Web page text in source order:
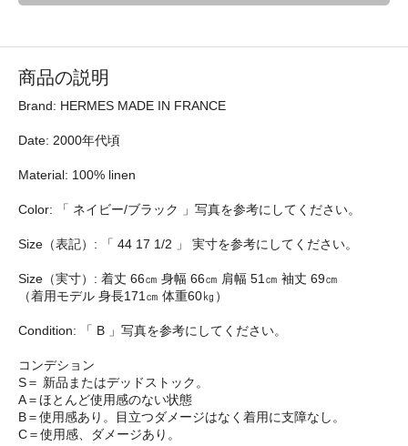
商品の説明
Brand: HERMES MADE IN FRANCE
Date: 2000年代頃
Material: 100% linen
Color: 「 ネイビー/ブラック 」写真を参考にしてください。
Size（表記）: 「 44 17 1/2 」 実寸を参考にしてください。
Size（実寸）: 着丈 66㎝ 身幅 66㎝ 肩幅 51㎝ 袖丈 69㎝
（着用モデル 身長171㎝ 体重60㎏）
Condition: 「 B 」写真を参考にしてください。
コンデション
S＝ 新品またはデッドストック。
A＝ほとんど使用感のない状態
B＝使用感あり。目立つダメージはなく着用に支障なし。
C＝使用感、ダメージあり。